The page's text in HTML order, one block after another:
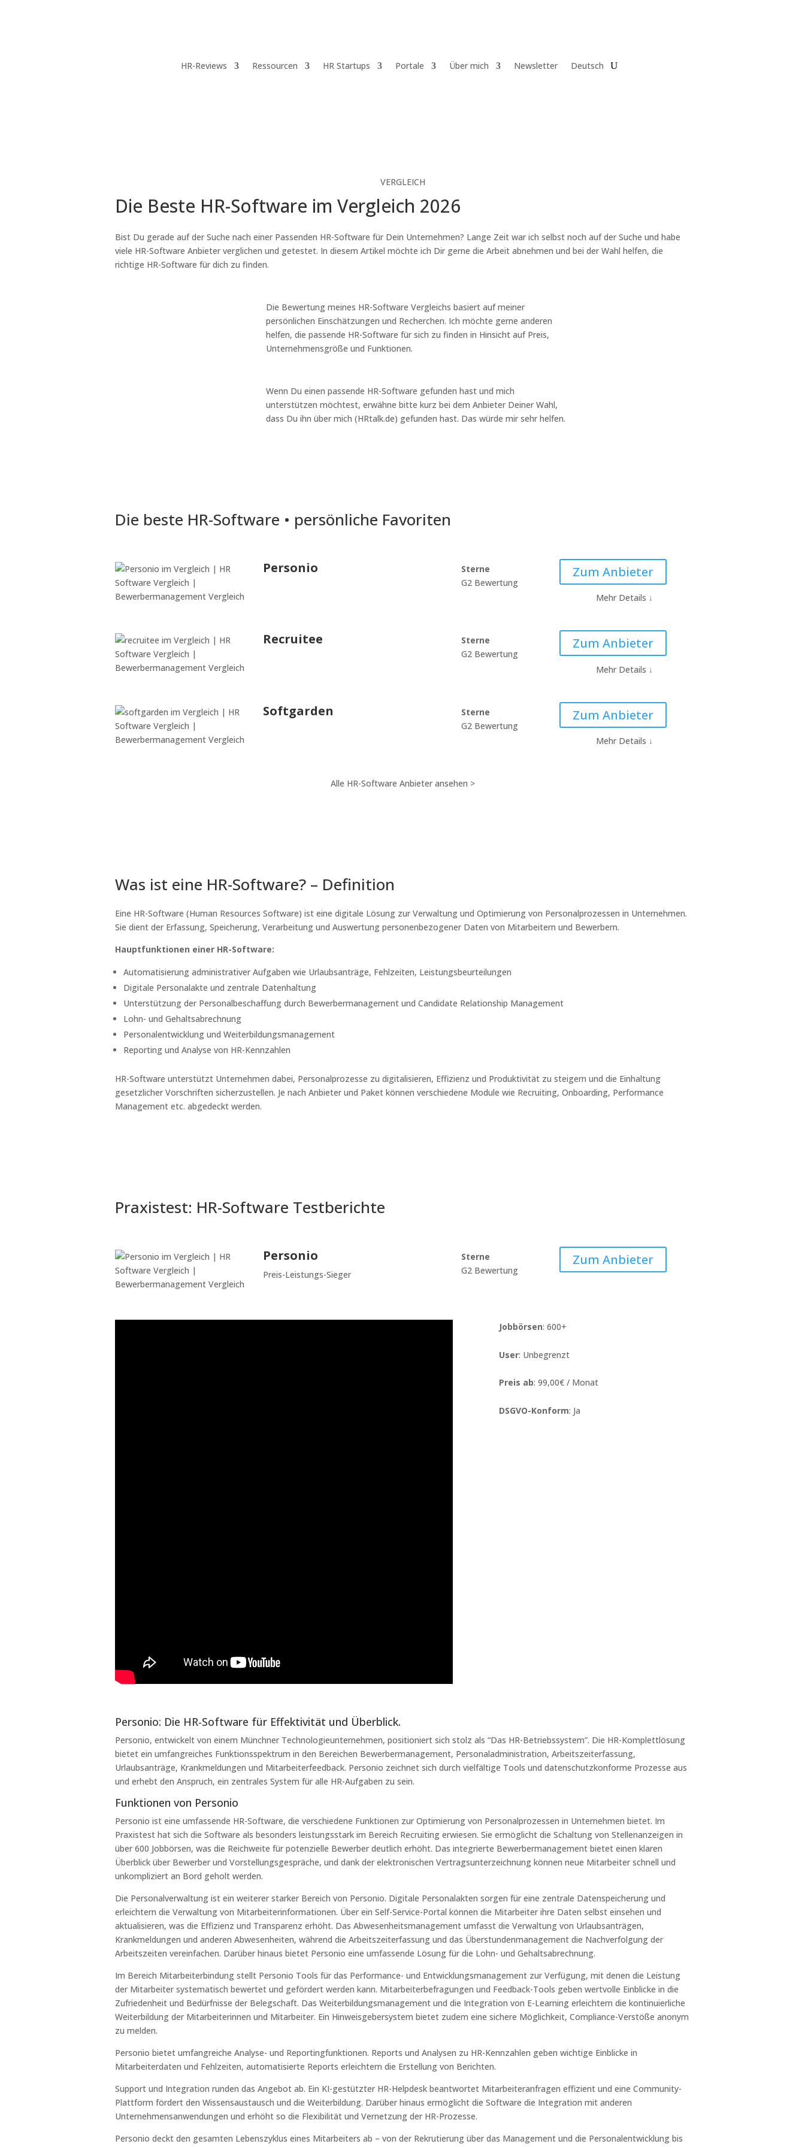
HR-Reviews Ressourcen HR Startups Portale Über mich Newsletter Deutsch
VERGLEICH
Die Beste HR-Software im Vergleich 2026
Bist Du gerade auf der Suche nach einer Passenden HR-Software für Dein Unternehmen? Lange Zeit war ich selbst noch auf der Suche und habe
viele HR-Software Anbieter verglichen und getestet. In diesem Artikel möchte ich Dir gerne die Arbeit abnehmen und bei der Wahl helfen, die
richtige HR-Software für dich zu finden.
Die Bewertung meines HR-Software Vergleichs basiert auf meiner
persönlichen Einschätzungen und Recherchen. Ich möchte gerne anderen
helfen, die passende HR-Software für sich zu finden in Hinsicht auf Preis,
Unternehmensgröße und Funktionen.
Wenn Du einen passende HR-Software gefunden hast und mich
unterstützen möchtest, erwähne bitte kurz bei dem Anbieter Deiner Wahl,
dass Du ihn über mich (HRtalk.de) gefunden hast. Das würde mir sehr helfen.
Die beste HR-Software • persönliche Favoriten
Personio
Sterne
G2 Bewertung
Zum Anbieter
Mehr Details ↓
Recruitee
Sterne
G2 Bewertung
Zum Anbieter
Mehr Details ↓
Softgarden
Sterne
G2 Bewertung
Zum Anbieter
Mehr Details ↓
Alle HR-Software Anbieter ansehen >
Was ist eine HR-Software? – Definition
Eine HR-Software (Human Resources Software) ist eine digitale Lösung zur Verwaltung und Optimierung von Personalprozessen in Unternehmen.
Sie dient der Erfassung, Speicherung, Verarbeitung und Auswertung personenbezogener Daten von Mitarbeitern und Bewerbern.
Hauptfunktionen einer HR-Software:
Automatisierung administrativer Aufgaben wie Urlaubsanträge, Fehlzeiten, Leistungsbeurteilungen
Digitale Personalakte und zentrale Datenhaltung
Unterstützung der Personalbeschaffung durch Bewerbermanagement und Candidate Relationship Management
Lohn- und Gehaltsabrechnung
Personalentwicklung und Weiterbildungsmanagement
Reporting und Analyse von HR-Kennzahlen
HR-Software unterstützt Unternehmen dabei, Personalprozesse zu digitalisieren, Effizienz und Produktivität zu steigern und die Einhaltung
gesetzlicher Vorschriften sicherzustellen. Je nach Anbieter und Paket können verschiedene Module wie Recruiting, Onboarding, Performance
Management etc. abgedeckt werden.
Praxistest: HR-Software Testberichte
Personio
Preis-Leistungs-Sieger
Sterne
G2 Bewertung
Zum Anbieter
Jobbörsen: 600+
User: Unbegrenzt
Preis ab: 99,00€ / Monat
DSGVO-Konform: Ja
Personio: Die HR-Software für Effektivität und Überblick.
Personio, entwickelt von einem Münchner Technologieunternehmen, positioniert sich stolz als “Das HR-Betriebssystem”. Die HR-Komplettlösung
bietet ein umfangreiches Funktionsspektrum in den Bereichen Bewerbermanagement, Personaladministration, Arbeitszeiterfassung,
Urlaubsanträge, Krankmeldungen und Mitarbeiterfeedback. Personio zeichnet sich durch vielfältige Tools und datenschutzkonforme Prozesse aus
und erhebt den Anspruch, ein zentrales System für alle HR-Aufgaben zu sein.
Funktionen von Personio
Personio ist eine umfassende HR-Software, die verschiedene Funktionen zur Optimierung von Personalprozessen in Unternehmen bietet. Im
Praxistest hat sich die Software als besonders leistungsstark im Bereich Recruiting erwiesen. Sie ermöglicht die Schaltung von Stellenanzeigen in
über 600 Jobbörsen, was die Reichweite für potenzielle Bewerber deutlich erhöht. Das integrierte Bewerbermanagement bietet einen klaren
Überblick über Bewerber und Vorstellungsgespräche, und dank der elektronischen Vertragsunterzeichnung können neue Mitarbeiter schnell und
unkompliziert an Bord geholt werden.
Die Personalverwaltung ist ein weiterer starker Bereich von Personio. Digitale Personalakten sorgen für eine zentrale Datenspeicherung und
erleichtern die Verwaltung von Mitarbeiterinformationen. Über ein Self-Service-Portal können die Mitarbeiter ihre Daten selbst einsehen und
aktualisieren, was die Effizienz und Transparenz erhöht. Das Abwesenheitsmanagement umfasst die Verwaltung von Urlaubsanträgen,
Krankmeldungen und anderen Abwesenheiten, während die Arbeitszeiterfassung und das Überstundenmanagement die Nachverfolgung der
Arbeitszeiten vereinfachen. Darüber hinaus bietet Personio eine umfassende Lösung für die Lohn- und Gehaltsabrechnung.
Im Bereich Mitarbeiterbindung stellt Personio Tools für das Performance- und Entwicklungsmanagement zur Verfügung, mit denen die Leistung
der Mitarbeiter systematisch bewertet und gefördert werden kann. Mitarbeiterbefragungen und Feedback-Tools geben wertvolle Einblicke in die
Zufriedenheit und Bedürfnisse der Belegschaft. Das Weiterbildungsmanagement und die Integration von E-Learning erleichtern die kontinuierliche
Weiterbildung der Mitarbeiterinnen und Mitarbeiter. Ein Hinweisgebersystem bietet zudem eine sichere Möglichkeit, Compliance-Verstöße anonym
zu melden.
Personio bietet umfangreiche Analyse- und Reportingfunktionen. Reports und Analysen zu HR-Kennzahlen geben wichtige Einblicke in
Mitarbeiterdaten und Fehlzeiten, automatisierte Reports erleichtern die Erstellung von Berichten.
Support und Integration runden das Angebot ab. Ein KI-gestützter HR-Helpdesk beantwortet Mitarbeiteranfragen effizient und eine Community-
Plattform fördert den Wissensaustausch und die Weiterbildung. Darüber hinaus ermöglicht die Software die Integration mit anderen
Unternehmensanwendungen und erhöht so die Flexibilität und Vernetzung der HR-Prozesse.
Personio deckt den gesamten Lebenszyklus eines Mitarbeiters ab – von der Rekrutierung über das Management und die Personalentwicklung bis